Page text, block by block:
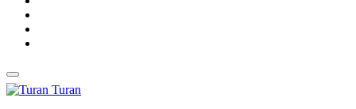
Turan